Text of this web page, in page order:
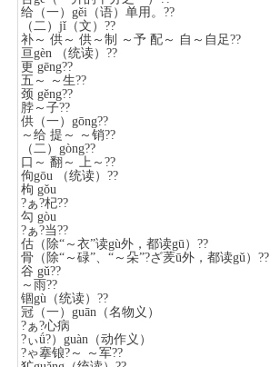
给（一）gěi（语）单用。??
（二）jǐ（文）??
补～ 供～ 供～制 ～予 配～ 自～自足??
亘gèn （统读）??
更 gēng??
五～ ～生??
颈 gěng??
脖～子??
供（一）gōng??
～给 提～ ～销??
（二）gòng??
口～ 翻～ 上～??
佝gōu （统读）??
枸 gǒu
?ぁ?杞??
勾 gòu
?ぁ?当??
估（除“～衣”读gù外，都读gū）??
骨（除“～碌”、“～朵”?ざ羐ū外，都读gǔ）??
谷 gǔ??
～雨??
锢gù（统读）??
冠（一）guān（名物义）
?ぁ?心病
?ぃǘ?）guàn（动作义）
?ゃ搴锒?～ ～军??